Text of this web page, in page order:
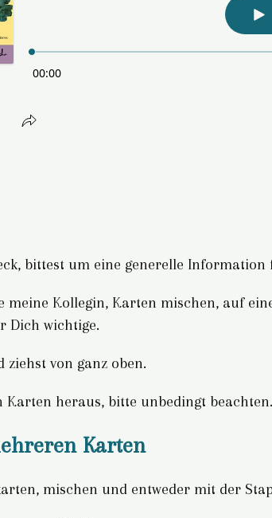
bittest um eine generelle
meine Kollegin, Karten mischen, auf
Dich wichtige.
von ganz oben.
Karten heraus, bitte unbedingt
Karten
mischen und entweder mit der